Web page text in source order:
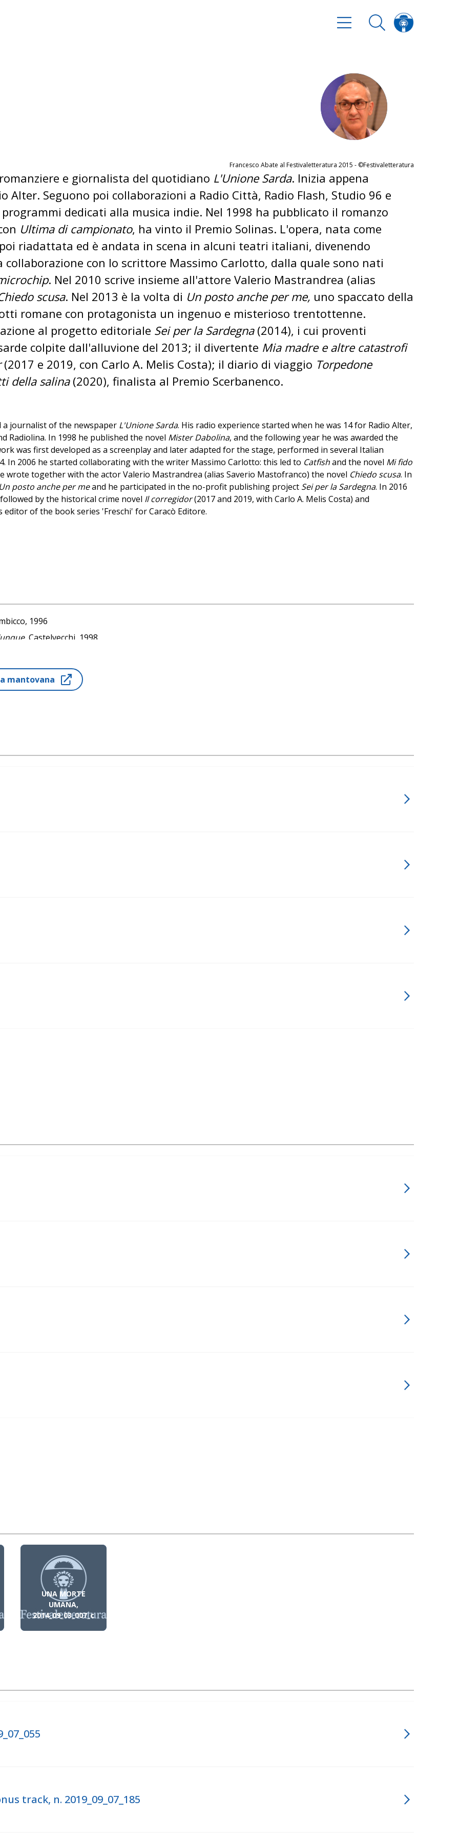
Francesco Abate al Festivaletteratura 2015 - ©Festivaletteratura
e giornalista del quotidiano L'Unione Sarda. Inizia appena
Alter. Seguono poi collaborazioni a Radio Città, Radio Flash, Studio 96 e
dedicati alla musica indie. Nel 1998 ha pubblicato il romanzo
Ultima di campionato, ha vinto il Premio Solinas. L'opera, nata come
riadattata ed è andata in scena in alcuni teatri italiani, divenendo
collaborazione con lo scrittore Massimo Carlotto, dalla quale sono nati
. Nel 2010 scrive insieme all'attore Valerio Mastrandrea (alias
scusa. Nel 2013 è la volta di Un posto anche per me, uno spaccato della
romane con protagonista un ingenuo e misterioso trentottenne.
al progetto editoriale Sei per la Sardegna(2014), i cui proventi
colpite dall'alluvione del 2013; il divertente Mia madre e altre catastrofi
(2017 e 2019, con Carlo A. Melis Costa); il diario di viaggio Torpedone
della salina(2020), finalista al Premio Scerbanenco.
a journalist of the newspaper L'Unione Sarda. His radio experience started when he was 14 for Radio Alter,
Radiolina. In 1998 he published the novel Mister Dabolina, and the following year he was awarded the
was first developed as a screenplay and later adapted for the stage, performed in several Italian
In 2006 he started collaborating with the writer Massimo Carlotto: this led to Catfishand the novel Mi fido
wrote together with the actor Valerio Mastrandrea (alias Saverio Mastofranco) the novel Chiedo scusa. In
Un posto anche per meand he participated in the no-profit publishing project Sei per la Sardegna. In 2016
by the historical crime novel Il corregidor(2017 and 2019, with Carlo A. Melis Costa) and
editor of the book series 'Freschi' for Caracò Editore.
1996
, Castelvecchi, 1998
2006)
2009
mantovana
UNA MORTE
UMANA,
2014_09_03_007_c
track, n. 2019_09_07_185